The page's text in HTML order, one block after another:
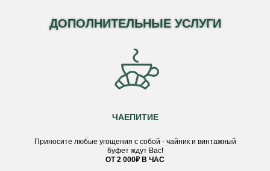
ДОПОЛНИТЕЛЬНЫЕ УСЛУГИ
ЧАЕПИТИЕ
Приносите любые угощения с собой - чайник и винтажный
буфет ждут Вас!
ОТ 2 000₽ В ЧАС